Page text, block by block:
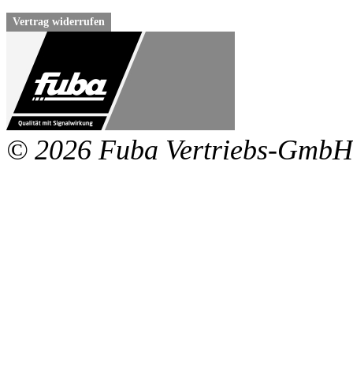
Vertrag widerrufen
© 2026 Fuba Vertriebs-GmbH